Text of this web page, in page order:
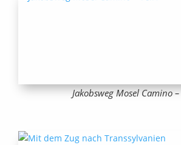
Jakobsweg Mosel Camino